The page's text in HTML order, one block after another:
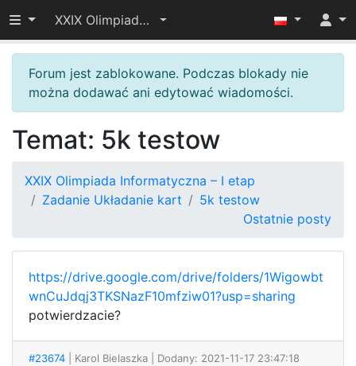
Przełącz widoczność menu
XXIX Olimpiada Informatyczna – I etap
Forum jest zablokowane. Podczas blokady nie
można dodawać ani edytować wiadomości.
Temat: 5k testow
XXIX Olimpiada Informatyczna – I etap
Zadanie Układanie kart
5k testow
Ostatnie posty
https://drive.google.com/drive/folders/1Wigowbt
wnCuJdqj3TKSNazF10mfziw01?usp=sharing
potwierdzacie?
#23674 | Karol Bielaszka | Dodany: 2021-11-17 23:47:18